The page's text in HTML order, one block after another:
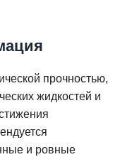
прочностью,
жидкостей и
и ровные